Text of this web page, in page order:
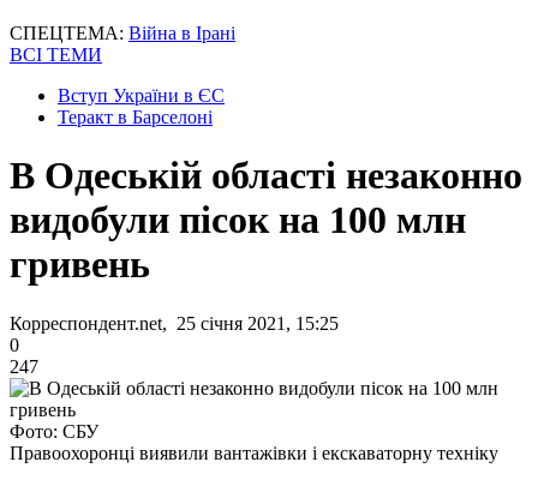
СПЕЦТЕМА: Війна в Ірані
ВСІ ТЕМИ
Вступ України в ЄС
Теракт в Барселоні
В Одеській області незаконно
видобули пісок на 100 млн
гривень
Корреспондент.net, 25 січня 2021, 15:25
0
247
Фото: СБУ
Правоохоронці виявили вантажівки і екскаваторну техніку